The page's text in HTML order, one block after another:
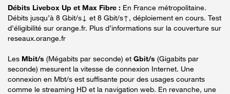
Débits Livebox Up et Max Fibre : En France métropolitaine.
Débits jusqu’à 8 Gbit/s↓ et 8 Gbit/s↑, déploiement en cours. Test
d’éligibilité sur orange.fr. Plus d’informations sur la couverture sur
reseaux.orange.fr
Les Mbit/s (Mégabits par seconde) et Gbit/s (Gigabits par
seconde) mesurent la vitesse de connexion Internet. Une
connexion en Mbt/s est suffisante pour des usages courants
comme le streaming HD et la navigation web. En revanche, une